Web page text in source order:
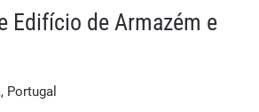
Edifício de Armazém e
Portugal